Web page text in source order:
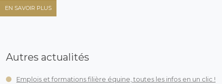
EN SAVOIR PLUS
Autres actualités
Emplois et formations filière équine, toutes les infos en un clic !